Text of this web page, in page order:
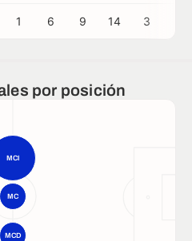
1 6 9 14 3
por posición
MCI
MCD
MC